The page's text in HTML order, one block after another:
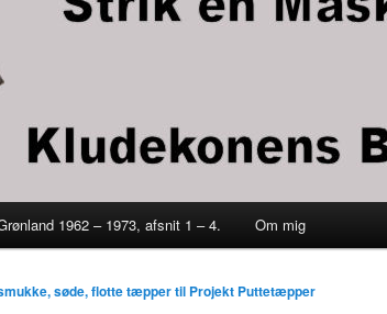
1962 – 1973, afsnit 1 – 4. Om mig
søde, flotte tæpper til Projekt Puttetæpper